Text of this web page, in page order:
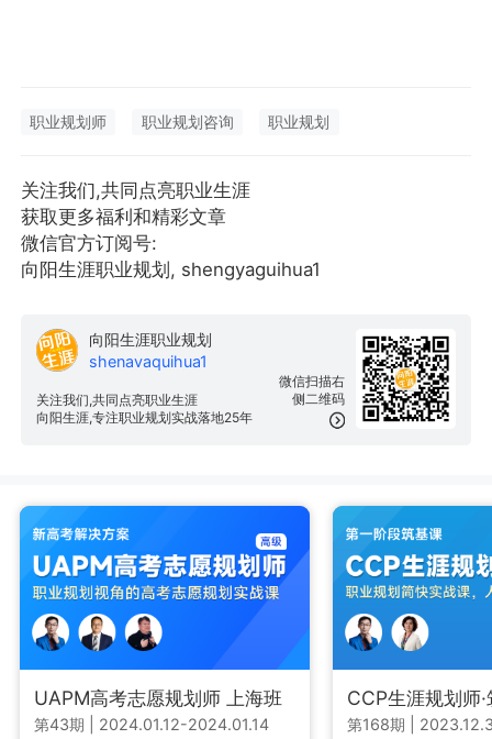
职业规划师 职业规划咨询 职业规划
关注我们,共同点亮职业生涯
获取更多福利和精彩文章
微信官方订阅号:
向阳生涯职业规划, shengyaguihua1
微信扫描右
侧二维码
向阳生涯职业规划
shenavaquihua1
关注我们,共同点亮职业生涯
向阳生涯,专注职业规划实战落地25年
UAPM高考志愿规划师 上海班
第43期 2024.01.12-2024.01.14
CCP生涯规划师
第168期